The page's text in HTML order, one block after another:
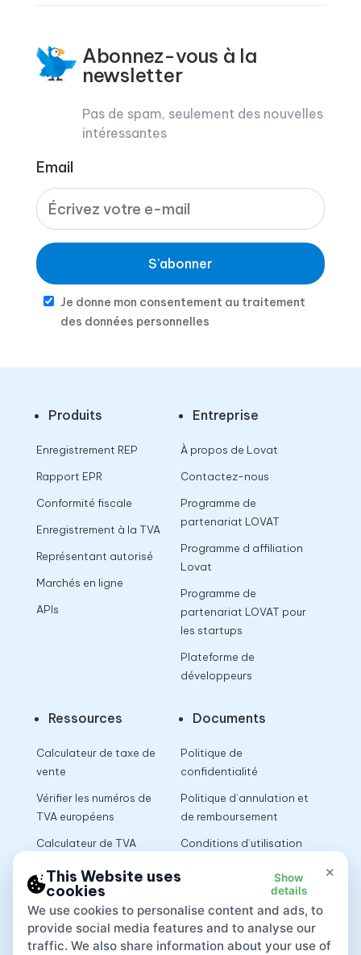
Abonnez-vous à la
newsletter
Pas de spam, seulement des nouvelles
intéressantes
Email
S'abonner
Je donne mon consentement au traitement
des données personnelles
Produits
Enregistrement REP
Rapport EPR
Conformité fiscale
Enregistrement à la TVA
Représentant autorisé
Marchés en ligne
APIs
Entreprise
À propos de Lovat
Contactez-nous
Programme de
partenariat LOVAT
Programme d affiliation
Lovat
Programme de
partenariat LOVAT pour
les startups
Plateforme de
développeurs
Ressources
Calculateur de taxe de
vente
Vérifier les numéros de
TVA européens
Calculateur de TVA
Documents
Politique de
confidentialité
Politique d’annulation et
de remboursement
Conditions d’utilisation
×
This Website uses
cookies
Show
details
We use cookies to personalise content and ads, to
provide social media features and to analyse our
traffic. We also share information about your use of